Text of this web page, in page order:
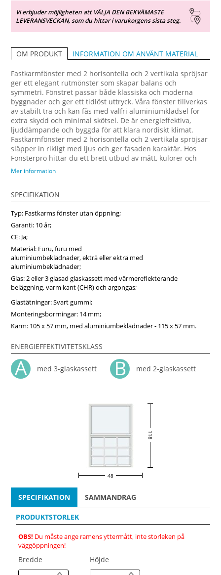
Vi erbjuder möjligheten att VÄLJA DEN BEKVÄMASTE
LEVERANSVECKAN, som du hittar i varukorgens sista steg.
OM PRODUKT INFORMATION OM ANVÄNT MATERIAL
Fastkarmfönster med 2 horisontella och 2 vertikala spröjsar
ger ett elegant rutmönster som skapar balans och
symmetri. Fönstret passar både klassiska och moderna
byggnader och ger ett tidlöst uttryck. Våra fönster tillverkas
av stabilt trä och kan fås med valfri aluminiumklädsel för
extra skydd och minimal skötsel. De är energieffektiva,
ljuddämpande och byggda för att klara nordiskt klimat.
Fastkarmfönster med 2 horisontella och 2 vertikala spröjsar
släpper in rikligt med ljus och ger fasaden karaktär. Hos
Fonsterpro hittar du ett brett utbud av mått, kulörer och
spröjsprofiler så att du kan anpassa fönstret efter dina
Mer information
SPECIFIKATION
Typ: Fastkarms fönster utan öppning;
Garanti: 10 år;
CE: Ja;
Material: Furu, furu med
aluminiumbeklädnader, ekträ eller ekträ med
aluminiumbeklädnader;
Glas: 2 eller 3 glasad glaskassett med värmereflekterande
beläggning, varm kant (CHR) och argongas;
Glastätningar: Svart gummi;
Monteringsborrningar: 14 mm;
Karm: 105 x 57 mm, med aluminiumbeklädnader - 115 x 57 mm.
ENERGIEFFEKTIVITETSKLASS
med 3-glaskassett med 2-glaskassett
118
48
SPECIFIKATION SAMMANDRAG
PRODUKTSTORLEK
OBS! Du måste ange ramens yttermått, inte storleken på
väggöppningen!
Bredde Höjde